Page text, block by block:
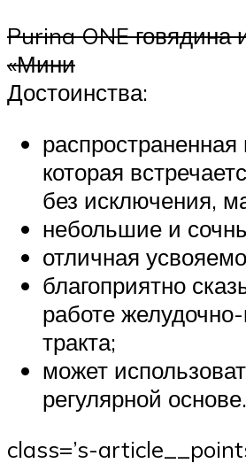
Purina ONE говядина
«Мини
Достоинства:
распространенная
которая
без исключения,
небольшие и
отличная
благоприятно
работе
тракта;
может
регулярной основе.
class=’s-